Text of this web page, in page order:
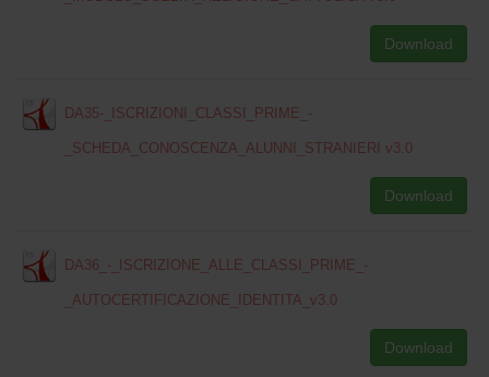
Download
DA35-_ISCRIZIONI_CLASSI_PRIME_-
_SCHEDA_CONOSCENZA_ALUNNI_STRANIERI v3.0
Download
DA36_-_ISCRIZIONE_ALLE_CLASSI_PRIME_-
_AUTOCERTIFICAZIONE_IDENTITA_v3.0
Download